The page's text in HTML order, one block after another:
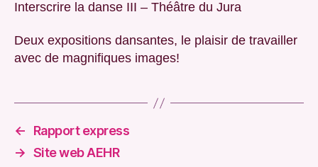
Interscrire la danse III – Théâtre du Jura
Deux expositions dansantes, le plaisir de travailler
avec de magnifiques images!
←
Rapport express
→ Site web AEHR